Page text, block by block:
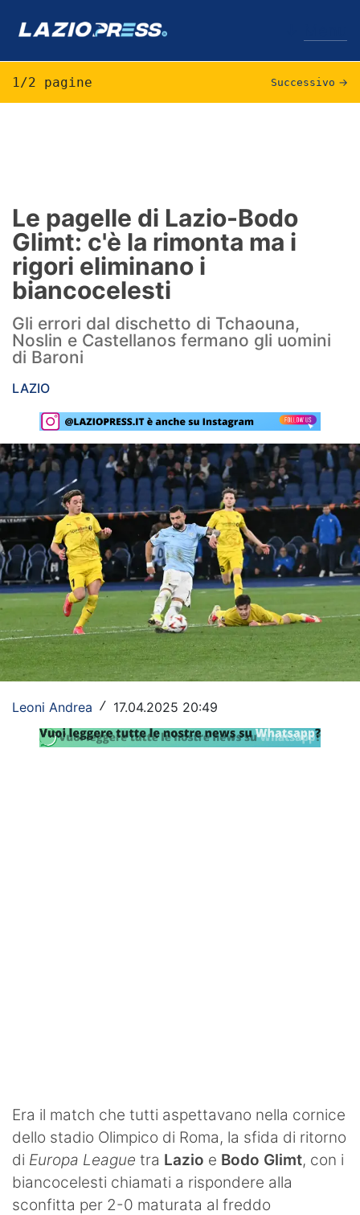
Infortuni
Primavera
Calciomercato
Lazio Women
Rassegna Lazio
Social
Calcio
Serie A
Champions League
Europa League
Altri Sport
Formula 1
Tennis
Vela
SHOP LAZIO
1/2 pagine Successivo →
Le pagelle di Lazio-Bodo
Glimt: c'è la rimonta ma i
rigori eliminano i
biancocelesti
Gli errori dal dischetto di Tchaouna,
Noslin e Castellanos fermano gli uomini
di Baroni
LAZIO
Leoni Andrea / 17.04.2025 20:49
Era il match che tutti aspettavano nella cornice
dello stadio Olimpico di Roma, la sfida di ritorno
di Europa League tra Lazio e Bodo Glimt, con i
biancocelesti chiamati a rispondere alla
sconfitta per 2-0 maturata al freddo